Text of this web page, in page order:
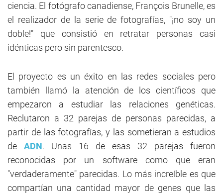
ciencia. El fotógrafo canadiense, François Brunelle, es
el realizador de la serie de fotografías, "¡no soy un
doble!" que consistió en retratar personas casi
idénticas pero sin parentesco.
El proyecto es un éxito en las redes sociales pero
también llamó la atención de los científicos que
empezaron a estudiar las relaciones genéticas.
Reclutaron a 32 parejas de personas parecidas, a
partir de las fotografías, y las sometieran a estudios
de ADN. Unas 16 de esas 32 parejas fueron
reconocidas por un software como que eran
"verdaderamente" parecidas. Lo más increíble es que
compartían una cantidad mayor de genes que las